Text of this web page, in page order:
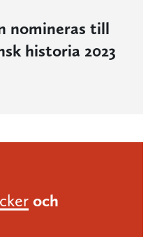
nomineras till
historia 2023
och